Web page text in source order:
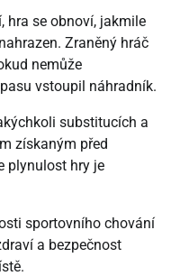
hra se obnoví, jakmile
Zraněný hráč
nemůže
vstoupil náhradník.
substitucích a
získaným před
plynulost hry je
sportovního chování
a bezpečnost